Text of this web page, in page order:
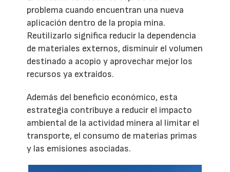
problema cuando encuentran una nueva
aplicación dentro de la propia mina.
Reutilizarlo significa reducir la dependencia
de materiales externos, disminuir el volumen
destinado a acopio y aprovechar mejor los
recursos ya extraídos.
Además del beneficio económico, esta
estrategia contribuye a reducir el impacto
ambiental de la actividad minera al limitar el
transporte, el consumo de materias primas
y las emisiones asociadas.